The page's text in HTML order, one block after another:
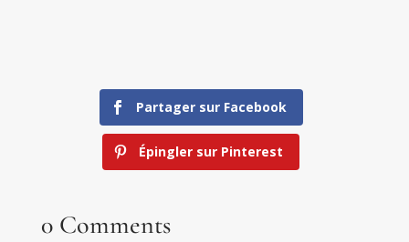
Partager sur Facebook
Épingler sur Pinterest
0 Comments